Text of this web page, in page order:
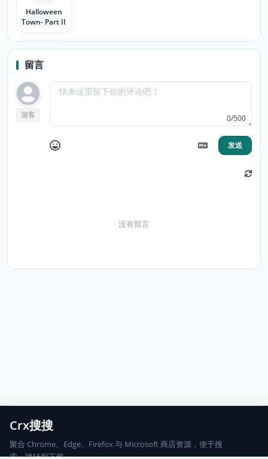
Halloween
Town- Part II
留言
游客 0/500
发送
没有留言
Crx搜搜
聚合 Chrome、Edge、Firefox 与 Microsoft 商店资源，便于搜
索、跳转和下载。